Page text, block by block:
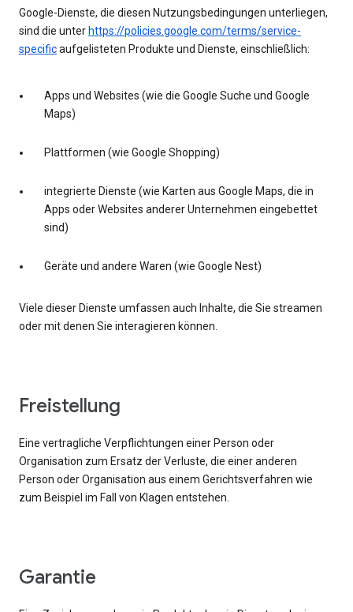
Google-Dienste, die diesen Nutzungsbedingungen unterliegen,
sind die unter https://policies.google.com/terms/service-
specificaufgelisteten Produkte und Dienste, einschließlich:
Apps und Websites (wie die Google Suche und Google
Maps)
Plattformen (wie Google Shopping)
integrierte Dienste (wie Karten aus Google Maps, die in
Apps oder Websites anderer Unternehmen eingebettet
sind)
Geräte und andere Waren (wie Google Nest)
Viele dieser Dienste umfassen auch Inhalte, die Sie streamen
oder mit denen Sie interagieren können.
Freistellung
Eine vertragliche Verpflichtungen einer Person oder
Organisation zum Ersatz der Verluste, die einer anderen
Person oder Organisation aus einem Gerichtsverfahren wie
zum Beispiel im Fall von Klagen entstehen.
Garantie